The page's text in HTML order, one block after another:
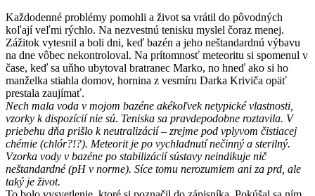
Každodenné problémy pomohli a život sa vrátil do pôvodných
koľají veľmi rýchlo. Na nezvestnú tenisku myslel čoraz menej.
Zážitok vytesnil a boli dni, keď bazén a jeho neštandardnú výbavu
na dne vôbec nekontroloval. Na prítomnosť meteoritu si spomenul v
čase, keď sa uňho ubytoval bratranec Marko, no hneď ako si ho
manželka stiahla domov, hornina z vesmíru Darka Kriviča opäť
prestala zaujímať.
Nech mala voda v mojom bazéne akékoľvek netypické vlastnosti,
vzorky k dispozícií nie sú. Teniska sa pravdepodobne roztavila. V
priebehu dňa prišlo k neutralizácií – zrejme pod vplyvom čistiacej
chémie (chlór?!?). Meteorit je po vychladnutí nečinný a sterilný.
Vzorka vody v bazéne po stabilizácií sústavy neindikuje nič
neštandardné (pH v norme). Síce tomu nerozumiem ani za prd, ale
taký je život.